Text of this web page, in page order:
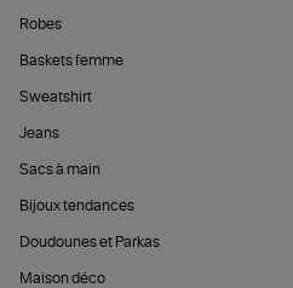
Robes
Baskets femme
Sweatshirt
Jeans
Sacs à main
Bijoux tendances
Doudounes et Parkas
Maison déco